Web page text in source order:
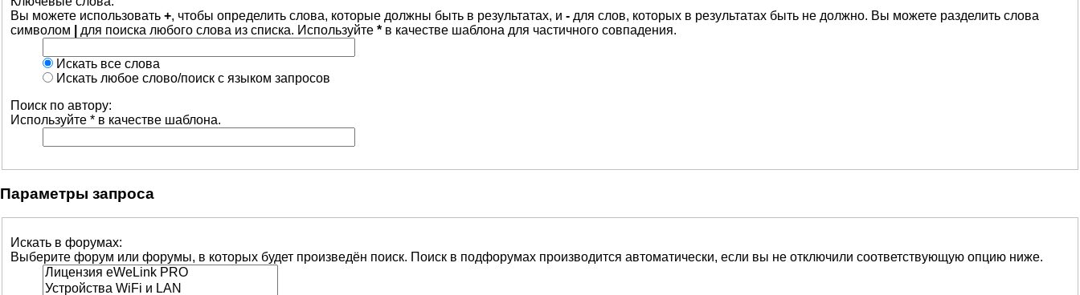
Вы можете использовать +, чтобы определить слова, которые должны быть в результатах, и - для слов, которых в результатах быть не должно. Вы можете разделить слова
символом
для поиска любого слова из списка. Используйте * в качестве шаблона для частичного совпадения.
Искать все слова
Искать любое слово/поиск с языком запросов
Поиск по автору:
Используйте * в качестве шаблона.
Параметры запроса
Искать в форумах:
Выберите форум или форумы, в которых будет произведён поиск. Поиск в подфорумах производится автоматически, если вы не отключили соответствующую опцию ниже.